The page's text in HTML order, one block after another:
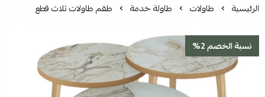
الرئيسية طاولات طاولة خدمة طقم طاولات ثلاث قطع
نسبة الخصم 2%